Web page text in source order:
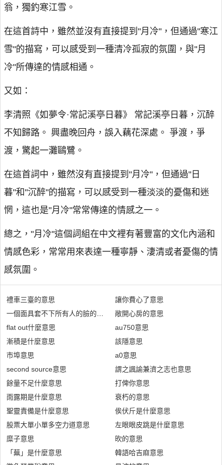
翁，獨釣寒江雪。
在這首詩中，雖然並沒有直接提到"月冷"，但通過"寒江
雪"的描寫，可以感受到一種清冷孤寂的氛圍，與"月
冷"所傳達的情感相通。
又如：
李清照《如夢令·常記溪亭日暮》 常記溪亭日暮，沉醉
不知歸路。 興盡晚回舟，誤入藕花深處。 爭渡，爭
渡，驚起一灘鷗鷺。
在這首詞中，雖然沒有直接提到"月冷"，但通過"日
暮"和"沉醉"的描寫，可以感受到一種淡淡的憂傷和迷
惘，這也是"月冷"常常傳達的情感之一。
總之，"月冷"這個詞組在中文裡有著豐富的文化內涵和
情感色彩，常常用來表達一種寧靜、淒清或者憂傷的情
感氛圍。
禮車三臺的意思
一個面具套不下所有人的臉的意思
flat out什麼意思
漸積是什麼意思
市埠意思
second source意思
餘量不足什麼意思
雨露期是什麼意思
聖靈責備是什麼意思
股票大單小單多空力道意思
糜子意思
「蕪」是什麼意思
讓你費心了意思
敞開心房的意思
au750意思
該隱意思
a0意思
謂之諷諭兼濟之志也意思
打俾你意思
衰朽的意思
俟伏斤是什麼意思
左眼眼皮跳是什麼意思
欥的意思
韓語哈吉麻意思